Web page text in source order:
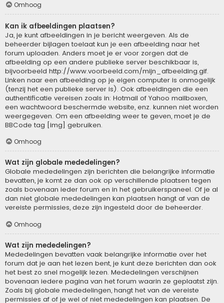
Omhoog
Kan ik afbeeldingen plaatsen?
Ja, je kunt afbeeldingen in je bericht weergeven. Als de
beheerder bijlagen toelaat kun je een afbeelding naar het
forum uploaden. Anders moet je er voor zorgen dat de
afbeelding op een andere publieke server beschikbaar is,
bijvoorbeeld http://www.voorbeeld.com/mijn_afbeelding.gif.
Linken naar een afbeelding op je eigen computer is onmogelijk
(tenzij het een publieke server is). Ook afbeeldingen die een
authentificatie vereisen zoals in: Hotmail of Yahoo mailboxen,
een wachtwoord beschermde website, enz. kunnen niet worden
weergegeven. Om een afbeelding weer te geven, moet je de
BBCode tag [img] gebruiken.
Omhoog
Wat zijn globale mededelingen?
Globale mededelingen zijn berichten die belangrijke informatie
bevatten, je komt ze dan ook op verschillende plaatsen tegen
zoals bovenaan ieder forum en in het gebruikerspaneel. Of je al
dan niet globale mededelingen kan plaatsen hangt af van de
vereiste permissies, deze zijn ingesteld door de beheerder.
Omhoog
Wat zijn mededelingen?
Mededelingen bevatten vaak belangrijke informatie over het
forum dat je aan het lezen bent, je kunt deze berichten dan ook
het best zo snel mogelijk lezen. Mededelingen verschijnen
bovenaan iedere pagina van het forum waarin ze geplaatst zijn.
Zoals bij globale mededelingen, hangt het van de vereiste
permissies af of je wel of niet mededelingen kan plaatsen. De